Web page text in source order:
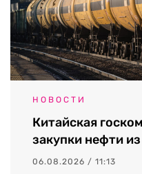
НОВОСТИ
Китайская
закупки нефти
06.08.2026 / 11:13